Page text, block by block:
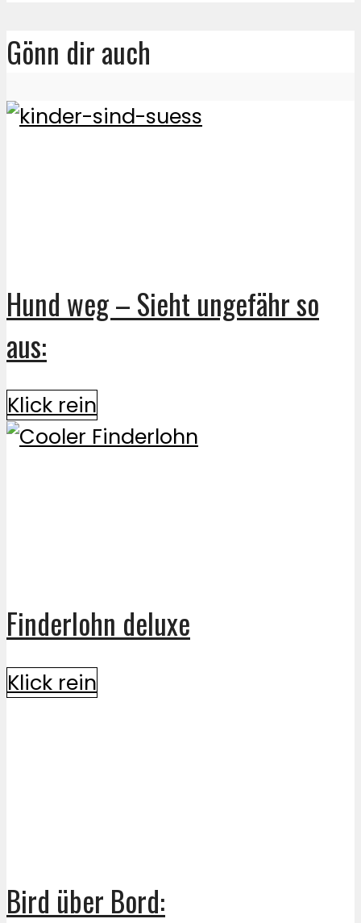
Gönn dir auch
Hund weg – Sieht ungefähr so
aus:
Klick rein
Finderlohn deluxe
Klick rein
Bird über Bord: